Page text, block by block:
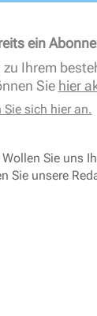
ein
Ihrem
Sie hier
Sie sich hier an.
Sie uns
Sie unsere